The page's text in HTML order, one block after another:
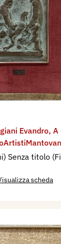
Evandro, A
Senza titolo
scheda